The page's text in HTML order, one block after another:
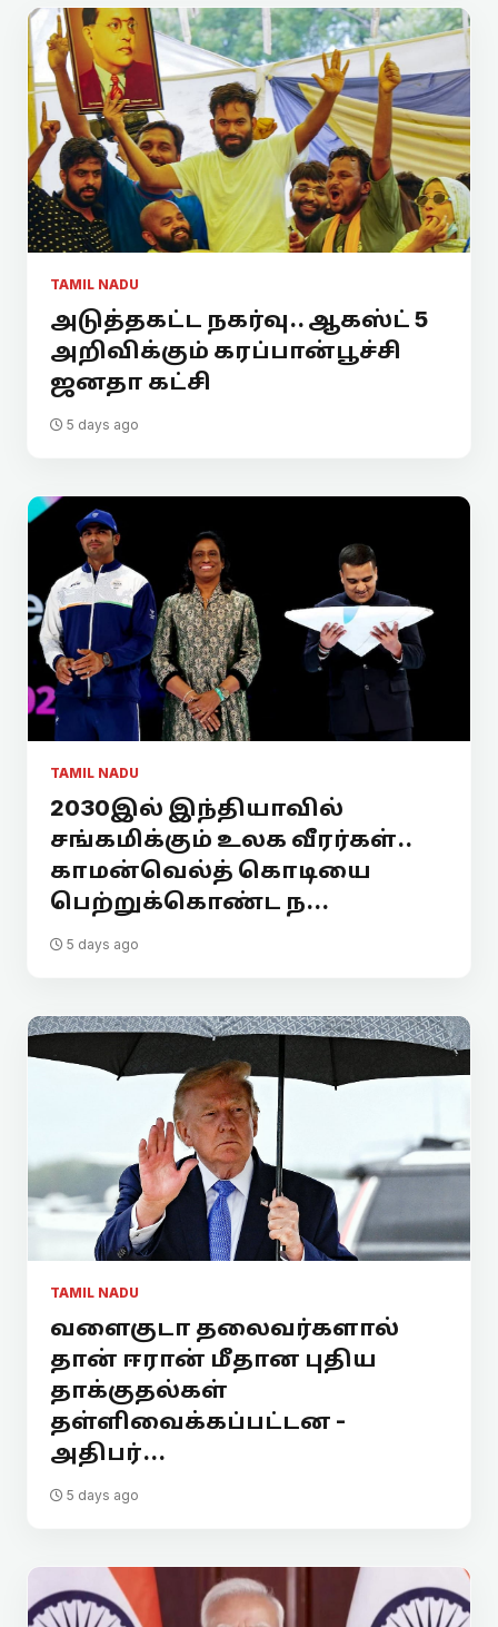
TAMIL NADU
அடுத்தகட்ட நகர்வு.. ஆகஸ்ட் 5
அறிவிக்கும் கரப்பான்பூச்சி
ஜனதா கட்சி
5 days ago
TAMIL NADU
2030இல் இந்தியாவில்
சங்கமிக்கும் உலக வீரர்கள்..
காமன்வெல்த் கொடியை
பெற்றுக்கொண்ட ந...
5 days ago
TAMIL NADU
வளைகுடா தலைவர்களால்
தான் ஈரான் மீதான புதிய
தாக்குதல்கள்
தள்ளிவைக்கப்பட்டன -
அதிபர்...
5 days ago